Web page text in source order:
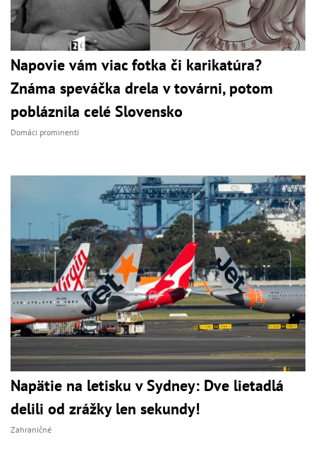
Napovie vám viac fotka či karikatúra?
Známa speváčka drela v továrni, potom
pobláznila celé Slovensko
Domáci prominenti
Napätie na letisku v Sydney: Dve lietadlá
delili od zrážky len sekundy!
Zahraničné